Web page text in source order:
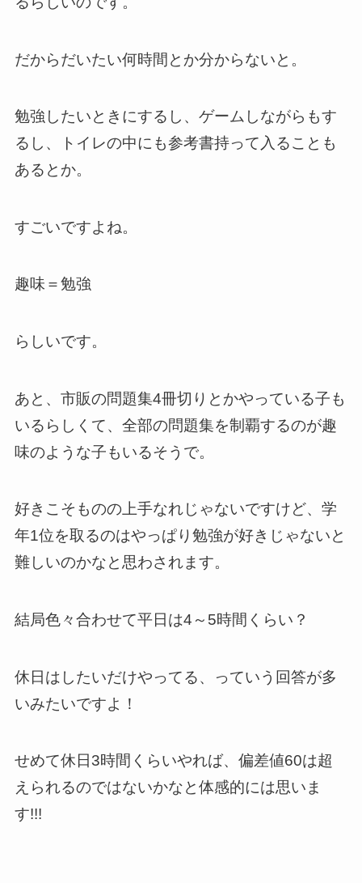
だからだいたい何時間とか分からないと。
勉強したいときにするし、ゲームしながらもす
るし、トイレの中にも参考書持って入ることも
あるとか。
すごいですよね。
趣味＝勉強
らしいです。
あと、市販の問題集4冊切りとかやっている子も
いるらしくて、全部の問題集を制覇するのが趣
味のような子もいるそうで。
好きこそものの上手なれじゃないですけど、学
年1位を取るのはやっぱり勉強が好きじゃないと
難しいのかなと思わされます。
結局色々合わせて平日は4～5時間くらい？
休日はしたいだけやってる、っていう回答が多
いみたいですよ！
せめて休日3時間くらいやれば、偏差値60は超
えられるのではないかなと体感的には思いま
す!!!